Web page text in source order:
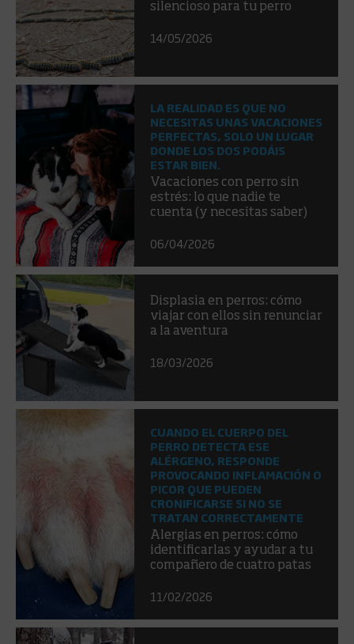
silencioso para tu perro
14/05/2026
LA REALIDAD ES QUE NO
NECESITAS UNAS VACACIONES
PERFECTAS, SOLO UN LUGAR
DONDE LOS DOS PODÁIS
ESTAR BIEN.
Vacaciones con perro sin
estrés: lo que nadie te
cuenta (y necesitas saber)
06/04/2026
Displasia en perros: cómo
viajar con ellos sin renunciar
a la aventura
18/03/2026
CUANDO EL CUERPO DEL
PERRO DETECTA ESE
ALÉRGENO, RESPONDE
PROVOCANDO INFLAMACIÓN O
PICOR QUE PUEDEN
CRONIFICARSE SI NO SE
TRATAN CORRECTAMENTE
Alergias en perros: cómo
identificarlas y ayudar a tu
compañero de cuatro patas
11/02/2026